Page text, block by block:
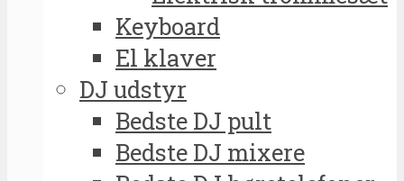
Keyboard
El klaver
DJ udstyr
Bedste DJ pult
Bedste DJ mixere